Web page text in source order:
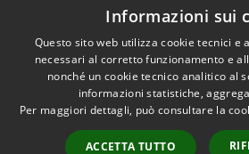
Dichiarazione di accessibilità
RSS
Accessibilità
by
Informazioni sui
Questo sito web utilizza cookie tecnici e
necessari al corretto funzionamento e
nonché un cookie tecnico analitico al
informazioni statistiche,
Per maggiori dettagli, può consultare la
ACCETTA TUTTO